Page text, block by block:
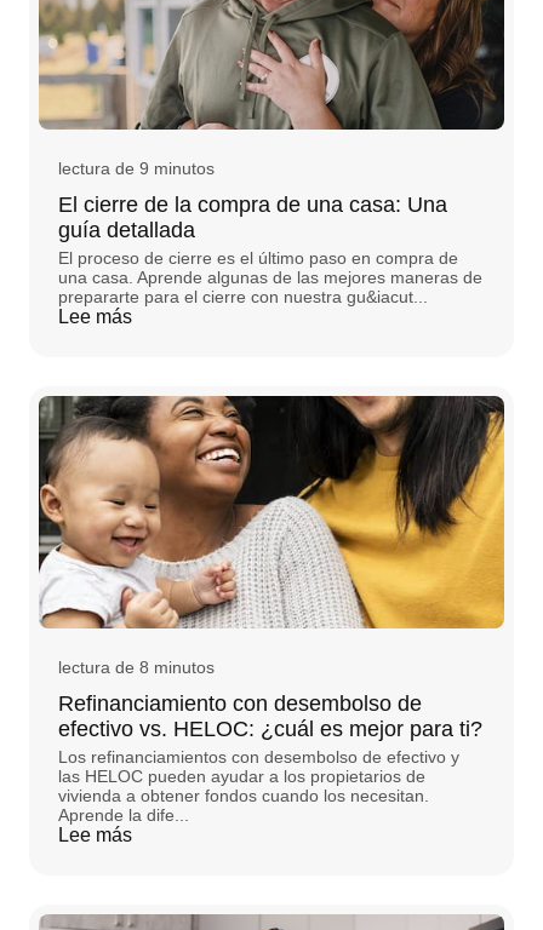
lectura de 9 minutos
El cierre de la compra de una casa: Una
guía detallada
El proceso de cierre es el último paso en compra de
una casa. Aprende algunas de las mejores maneras de
prepararte para el cierre con nuestra gu&iacut...
Lee más
lectura de 8 minutos
Refinanciamiento con desembolso de
efectivo vs. HELOC: ¿cuál es mejor para ti?
Los refinanciamientos con desembolso de efectivo y
las HELOC pueden ayudar a los propietarios de
vivienda a obtener fondos cuando los necesitan.
Aprende la dife...
Lee más